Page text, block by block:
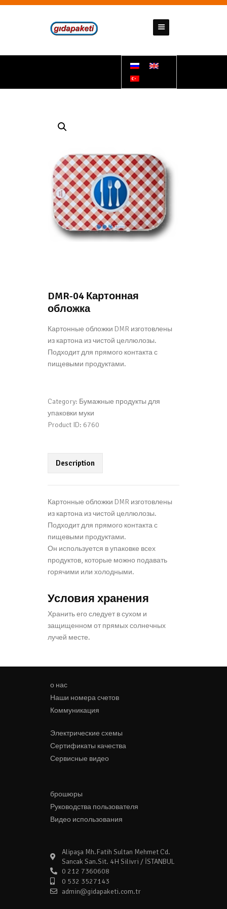
GIDAPAKETI
ДОМАШНЯЯ СТРАНИЦА
О НАС
КОММУНИКАЦИЯ
ПОДДЕРЖКИ
НАШИ НОМЕРА СЧЕТОВ
DMR-04 Картонная
обложка
Картонные обложки DMR изготовлены
из картона из чистой целлюлозы.
Подходит для прямого контакта с
пищевыми продуктами.
Category: Бумажные продукты для
упаковки муки
Product ID: 6760
Description
Картонные обложки DMR изготовлены
из картона из чистой целлюлозы.
Подходит для прямого контакта с
пищевыми продуктами.
Он используется в упаковке всех
продуктов, которые можно подавать
горячими или холодными.
Условия хранения
Хранить его следует в сухом и
защищенном от прямых солнечных
лучей месте.
о нас
Наши номера счетов
Коммуникация
Электрические схемы
Сертификаты качества
Сервисные видео
брошюры
Руководства пользователя
Видео использования
Alipaşa Mh.Fatih Sultan Mehmet Cd.
Sancak San.Sit. 4H Silivri / İSTANBUL
0 212 7360608
0 532 3527143
admin@gidapaketi.com.tr